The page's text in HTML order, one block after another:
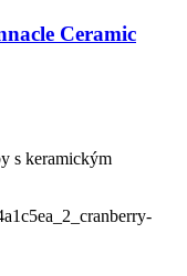
Ceramic
s keramickým